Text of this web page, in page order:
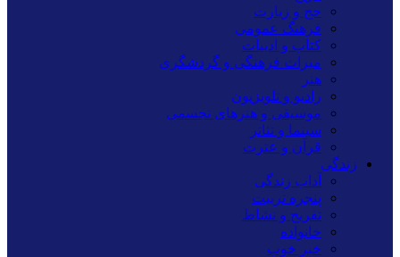
حج و زیارت
فرهنگ عمومی
کتاب و ادبیات
میراث فرهنگی و گردشگری
هنر
رادیو و تلویزیون
موسیقی و هنرهای تجسمی
سینما و تئاتر
قرآن و عترت
زندگی
آداب زندگی
پنجره تربیت
تفریح و نشاط
خانواده
خبر خوب